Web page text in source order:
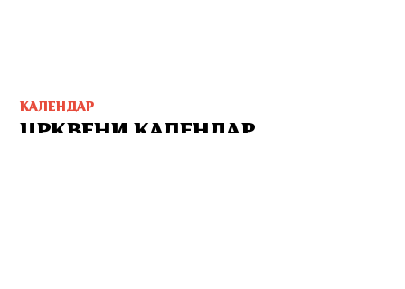
КАЛЕНДАР
ЦРКВЕНИ КАЛЕНДАР